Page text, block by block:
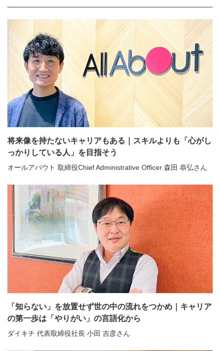
将来像を持たないキャリアもある｜スキルよりも「心がし
っかりしている人」を目指そう
オールアバウト 取締役Chief Administrative Officer 森田 恭弘さん
「知らない」を放置せず世の中の流れをつかめ｜キャリア
の第一歩は「やりがい」の言語化から
ダイキチ 代表取締役社長 小田 吉彦さん